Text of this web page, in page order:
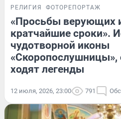
РЕЛИГИЯ ФОТОРЕПОРТАЖ
«Просьбы верующих
кратчайшие сроки».
чудотворной иконы
«Скоропослушницы»,
ходят легенды
12 июля, 2026, 23:00 791